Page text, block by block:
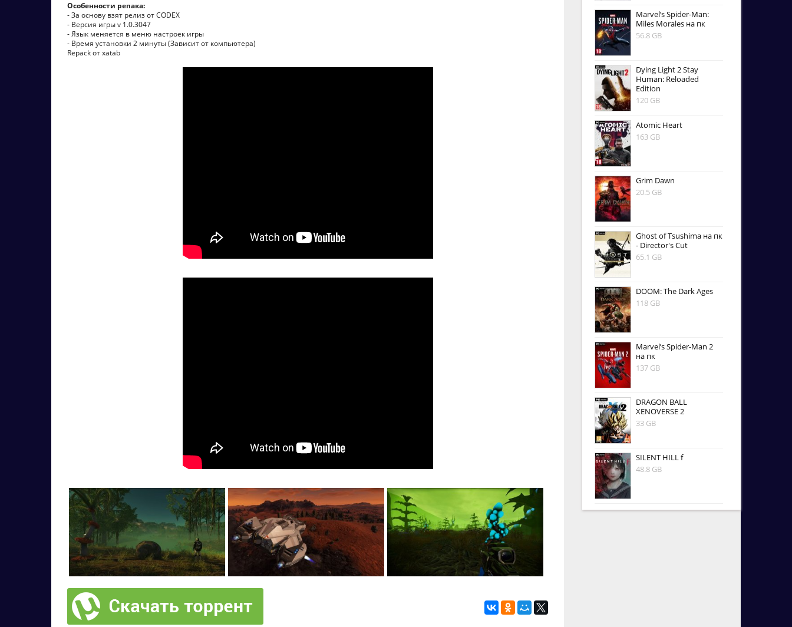
Особенности репака:
- За основу взят релиз от CODEX
- Версия игры v 1.0.3047
- Язык меняется в меню настроек игры
- Время установки 2 минуты (Зависит от компьютера)
Repack от xatab
Marvel’s Spider-Man:
Miles Morales на пк
56.8 GB
Dying Light 2 Stay
Human: Reloaded
Edition
120 GB
Atomic Heart
163 GB
Grim Dawn
20.5 GB
Ghost of Tsushima на пк
- Director's Cut
65.1 GB
DOOM: The Dark Ages
118 GB
Marvel’s Spider-Man 2
на пк
137 GB
DRAGON BALL
XENOVERSE 2
33 GB
SILENT HILL f
48.8 GB